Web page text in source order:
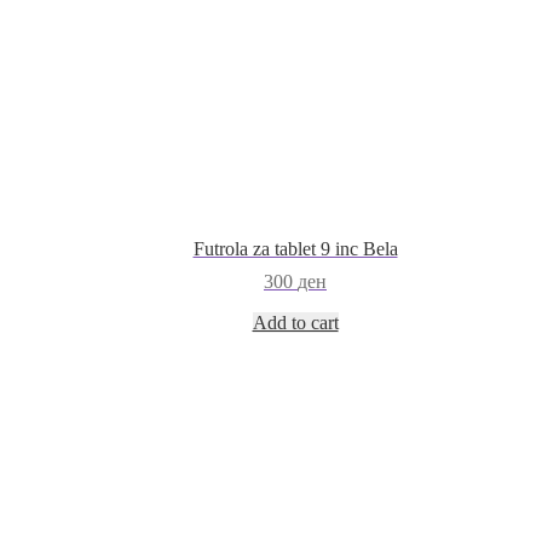
Futrola za tablet 9 inc Bela
300 ден
Add to cart